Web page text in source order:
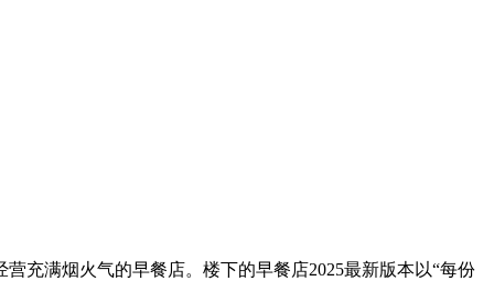
充满烟火气的早餐店。楼下的早餐店2025最新版本以“每份